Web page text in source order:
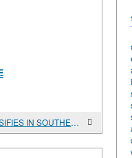
US-CHINA RIVALRY INTENSIFIES IN SOUTHEAST ASIA